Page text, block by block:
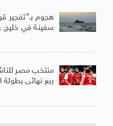
هجوم بـ”تفجير
سفينة في خليج
منتخب مصر
ربع نهائى بطولة